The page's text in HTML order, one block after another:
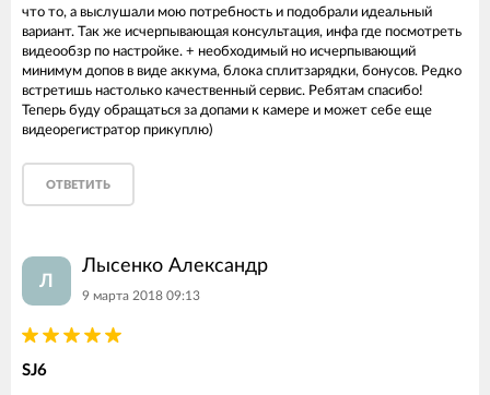
что то, а выслушали мою потребность и подобрали идеальный
вариант. Так же исчерпывающая консультация, инфа где посмотреть
видеообзр по настройке. + необходимый но исчерпывающий
минимум допов в виде аккума, блока сплитзарядки, бонусов. Редко
встретишь настолько качественный сервис. Ребятам спасибо!
Теперь буду обращаться за допами к камере и может себе еще
видеорегистратор прикуплю)
ОТВЕТИТЬ
Л
Лысенко Александр
9 марта 2018 09:13
SJ6